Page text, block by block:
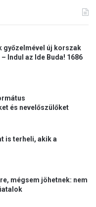
győzelmével új korszak
Indul az Ide Buda! 1686
és nevelőszülőket
is terheli, akik a
mégsem jöhetnek: nem